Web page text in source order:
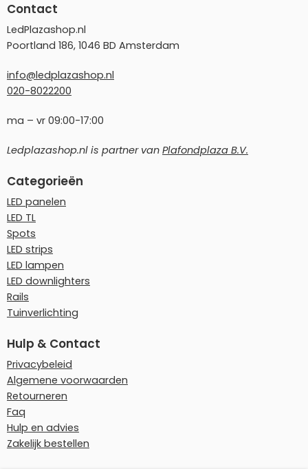
Contact
LedPlazashop.nl
Poortland 186, 1046 BD Amsterdam
info@ledplazashop.nl
020-8022200
ma – vr 09:00-17:00
Ledplazashop.nl is partner van Plafondplaza B.V.
Categorieën
LED panelen
LED TL
Spots
LED strips
LED lampen
LED downlighters
Rails
Tuinverlichting
Hulp & Contact
Privacybeleid
Algemene voorwaarden
Retourneren
Faq
Hulp en advies
Zakelijk bestellen